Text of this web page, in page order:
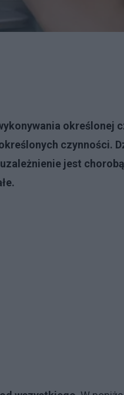
określonej
czynności.
jest